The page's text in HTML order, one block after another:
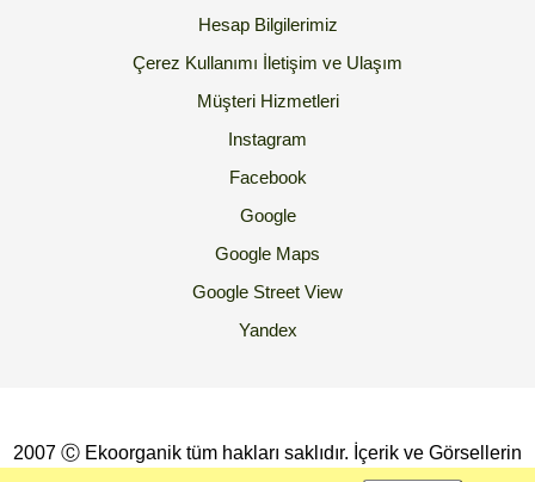
Hesap Bilgilerimiz
Çerez Kullanımı İletişim ve Ulaşım
Müşteri Hizmetleri
Instagram
Facebook
Google
Google Maps
Google Street View
Yandex
2007 Ⓒ Ekoorganik tüm hakları saklıdır. İçerik ve Görsellerin